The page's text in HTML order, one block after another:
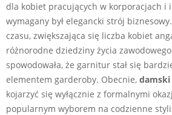
dla kobiet pracujących w korporacjach i
wymagany był elegancki strój
czasu, zwiększająca się liczba kobiet
różnorodne dziedziny życia zawodowego
spowodowała, że garnitur stał się
elementem garderoby. Obecnie,
kojarzyć się wyłącznie z formalnymi
popularnym wyborem na codzienne